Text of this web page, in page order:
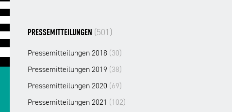
PRESSEMITTEILUNGEN (501)
Pressemitteilungen 2018 (30)
Pressemitteilungen 2019 (38)
Pressemitteilungen 2020 (69)
Pressemitteilungen 2021 (102)